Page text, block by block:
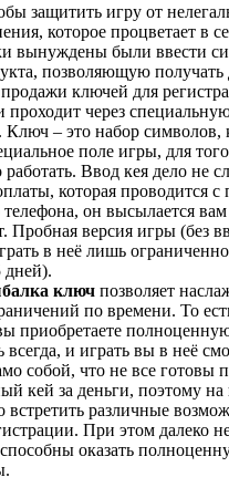
защитить игру от
которое процветает в
вынуждены были ввести
позволяющую получать
ключей для
проходит через
Ключ – это набор символов,
поле игры, для
Ввод кея дело не
которая проводится
он высылается
Пробная версия игры (без
в неё лишь
дней).
ключ позволяет
по времени. То
приобретаете полноценную
всегда, и играть вы в неё
собой, что не все готовы
кей за деньги, поэтому на
встретить различные
При этом далеко
оказать